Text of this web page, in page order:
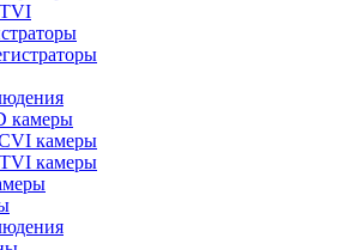
камеры
камеры
камеры